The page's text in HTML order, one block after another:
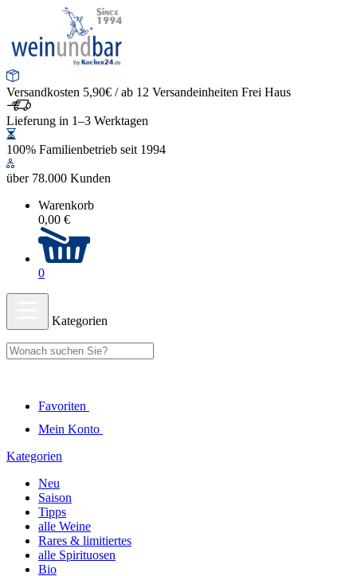
Versandkosten 5,90€ / ab 12 Versandeinheiten Frei Haus
Lieferung in 1–3 Werktagen
100% Familienbetrieb seit 1994
über 78.000 Kunden
Warenkorb
0,00 €
0
Kategorien
Favoriten
Mein Konto
Kategorien
Neu
Saison
Tipps
alle Weine
Rares & limitiertes
alle Spirituosen
Bio